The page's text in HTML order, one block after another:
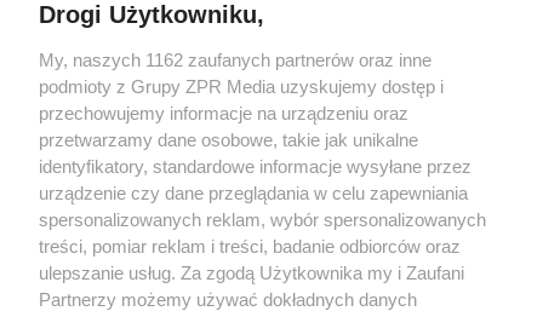
Żaden utwór zamieszczony w serwisie nie może być powielany i
rozpowszechniany lub dalej rozpowszechniany w jakikolwiek sposób (w
tym także elektroniczny lub mechaniczny) na jakimkolwiek polu
eksploatacji w jakiejkolwiek formie, włącznie z umieszczaniem w
Internecie bez pisemnej zgody właściciela praw. Jakiekolwiek użycie lub
wykorzystanie utworów w całości lub w części z naruszeniem prawa,
tzn. bez właściwej zgody, jest zabronione pod groźbą kary i może być
ścigane prawnie.
Drogi Użytkowniku,
My, naszych 1162 zaufanych partnerów oraz inne
podmioty z Grupy ZPR Media uzyskujemy dostęp i
przechowujemy informacje na urządzeniu oraz
przetwarzamy dane osobowe, takie jak unikalne
identyfikatory, standardowe informacje wysyłane przez
urządzenie czy dane przeglądania w celu zapewniania
spersonalizowanych reklam, wybór spersonalizowanych
treści, pomiar reklam i treści, badanie odbiorców oraz
ulepszanie usług. Za zgodą Użytkownika my i Zaufani
Partnerzy możemy używać dokładnych danych